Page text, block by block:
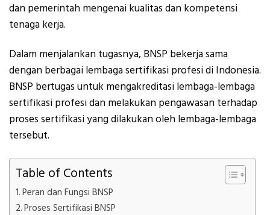
dan pemerintah mengenai kualitas dan kompetensi
tenaga kerja.
Dalam menjalankan tugasnya, BNSP bekerja sama
dengan berbagai lembaga sertifikasi profesi di Indonesia.
BNSP bertugas untuk mengakreditasi lembaga-lembaga
sertifikasi profesi dan melakukan pengawasan terhadap
proses sertifikasi yang dilakukan oleh lembaga-lembaga
tersebut.
Table of Contents
Peran dan Fungsi BNSP
Proses Sertifikasi BNSP